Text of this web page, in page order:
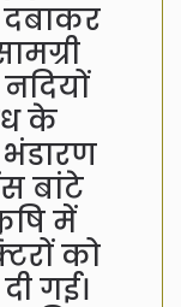
के
बांटे
में
को
गई।